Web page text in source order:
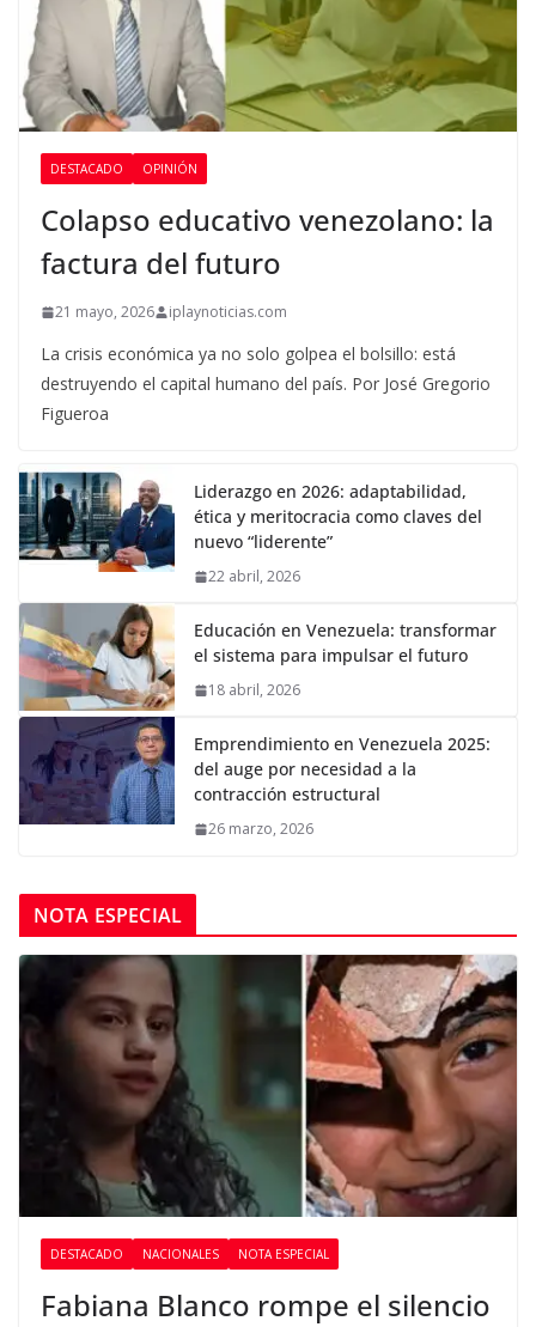
DESTACADO OPINIÓN
Colapso educativo venezolano: la
factura del futuro
21 mayo, 2026 iplaynoticias.com
La crisis económica ya no solo golpea el bolsillo: está
destruyendo el capital humano del país. Por José Gregorio
Figueroa
Liderazgo en 2026: adaptabilidad,
ética y meritocracia como claves del
nuevo “liderente”
22 abril, 2026
Educación en Venezuela: transformar
el sistema para impulsar el futuro
18 abril, 2026
Emprendimiento en Venezuela 2025:
del auge por necesidad a la
contracción estructural
26 marzo, 2026
NOTA ESPECIAL
DESTACADO NACIONALES NOTA ESPECIAL
Fabiana Blanco rompe el silencio